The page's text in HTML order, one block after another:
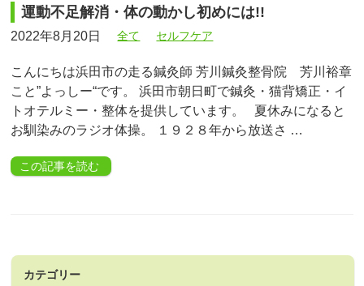
運動不足解消・体の動かし初めには!!
2022年8月20日 全て セルフケア
こんにちは浜田市の走る鍼灸師 芳川鍼灸整骨院 芳川裕章
こと”よっしー“です。 浜田市朝日町で鍼灸・猫背矯正・イ
トオテルミー・整体を提供しています。 夏休みになると
お馴染みのラジオ体操。 １９２８年から放送さ …
この記事を読む
カテゴリー